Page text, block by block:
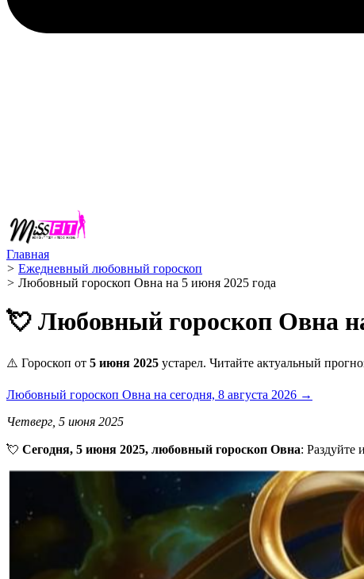
Главная
> Ежедневный любовный гороскоп
> Любовный гороскоп Овна на 5 июня 2025 года
💘 Любовный гороскоп Овна
⚠️ Гороскоп от 5 июня 2025 устарел. Читайте актуальный
Любовный гороскоп Овна на сегодня, 8 августа 2026 →
Четверг, 5 июня 2025
💘 Сегодня, 5 июня 2025, любовный гороскоп Овна: Раздуйте